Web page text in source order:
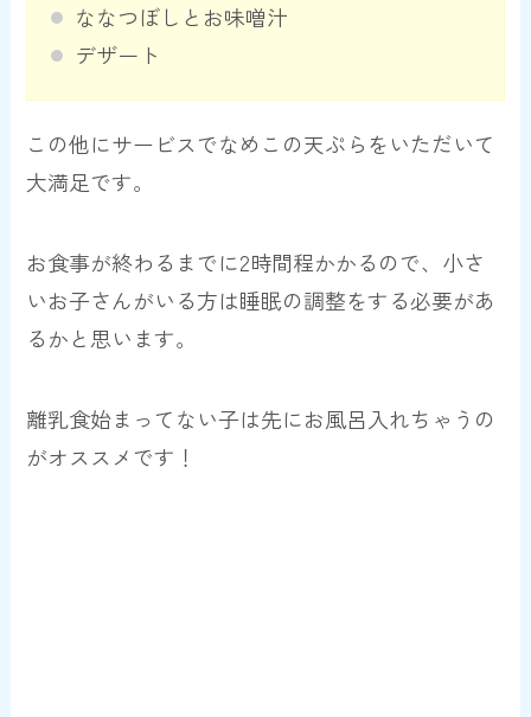
ななつぼしとお味噌汁
デザート
この他にサービスでなめこの天ぷらをいただいて
大満足です。
お食事が終わるまでに2時間程かかるので、小さ
いお子さんがいる方は睡眠の調整をする必要があ
るかと思います。
離乳食始まってない子は先にお風呂入れちゃうの
がオススメです！